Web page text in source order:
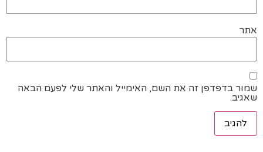
אתר
שמור בדפדפן זה את השם, האימייל והאתר שלי לפעם הבאה
שאגיב.